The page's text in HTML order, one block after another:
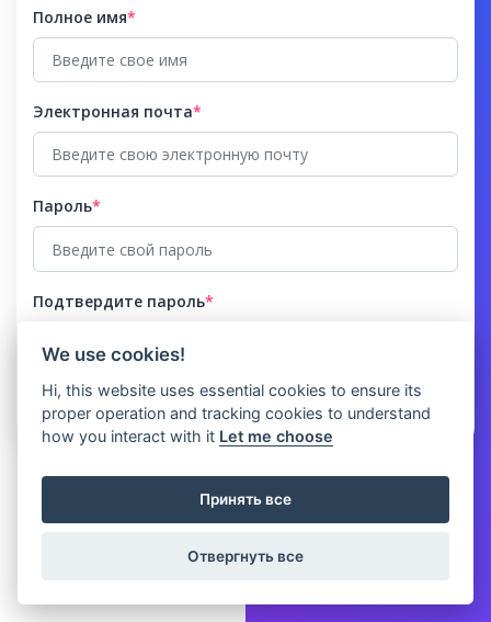
Полное имя*
Электронная почта*
Пароль*
Подтвердите пароль*
© 2026 Clicket
We use cookies!
Hi, this website uses essential cookies to ensure its
proper operation and tracking cookies to understand
how you interact with it Let me choose
Принять все
Отвергнуть все